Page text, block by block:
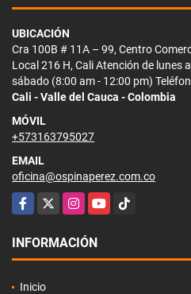
UBICACIÓN
Cra 100B # 11A – 99, Centro
Local 216 H, Cali Atención de lunes
sábado (8:00 am - 12:00 pm)
Cali - Valle del Cauca - Colombia
MÓVIL
+573163795027
EMAIL
oficina@ospinaperez.com.co
Facebook
X InstagramYouTubeTikTok
INFORMACIÓN
Inicio